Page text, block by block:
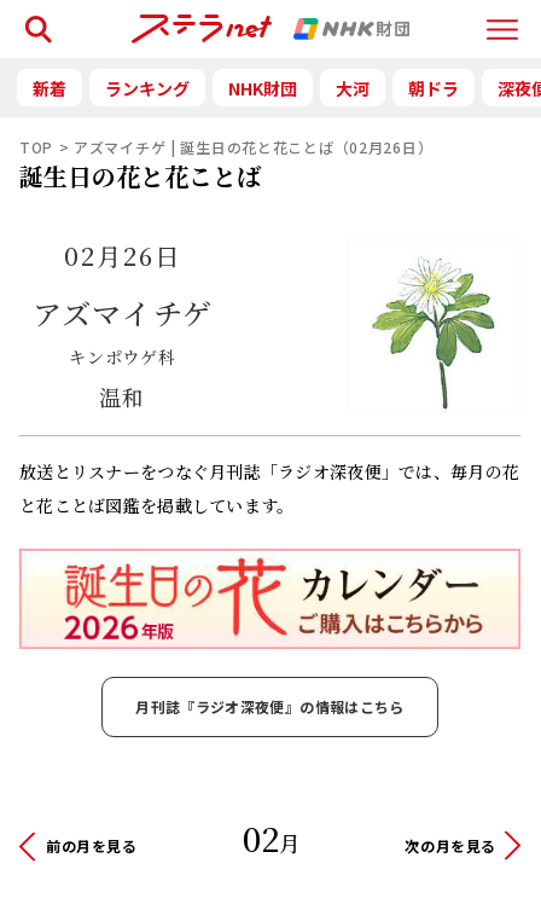
Menu
検索
新着 ランキング NHK財団 大河 朝ドラ 深夜
TOP アズマイチゲ | 誕生日の花と花ことば（02月26日）
誕生日の花と花ことば
02月26日
アズマイチゲ
キンポウゲ科
温和
放送とリスナーをつなぐ月刊誌「ラジオ深夜便」では、毎月の花
と花ことば図鑑を掲載しています。
月刊誌『ラジオ深夜便』の情報はこちら
前の月を見る 02月 次の月を見る